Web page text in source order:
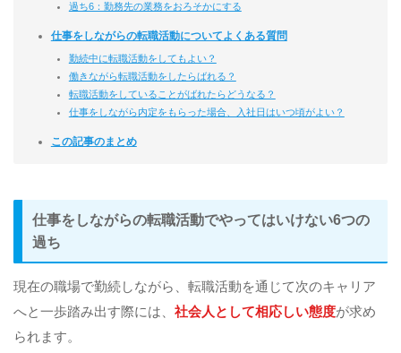
過ち6：勤務先の業務をおろそかにする
仕事をしながらの転職活動についてよくある質問
勤続中に転職活動をしてもよい？
働きながら転職活動をしたらばれる？
転職活動をしていることがばれたらどうなる？
仕事をしながら内定をもらった場合、入社日はいつ頃がよい？
この記事のまとめ
仕事をしながらの転職活動でやってはいけない6つの
過ち
現在の職場で勤続しながら、転職活動を通じて次のキャリア
へと一歩踏み出す際には、 社会人として相応しい態度が求め
られます。